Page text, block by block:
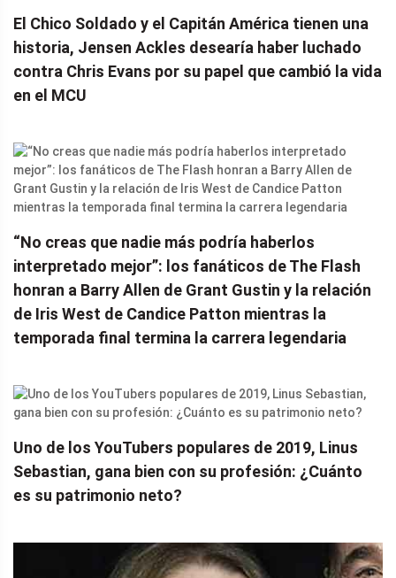
El Chico Soldado y el Capitán América tienen una
historia, Jensen Ackles desearía haber luchado
contra Chris Evans por su papel que cambió la vida
en el MCU
“No creas que nadie más podría haberlos
interpretado mejor”: los fanáticos de The Flash
honran a Barry Allen de Grant Gustin y la relación
de Iris West de Candice Patton mientras la
temporada final termina la carrera legendaria
Uno de los YouTubers populares de 2019, Linus
Sebastian, gana bien con su profesión: ¿Cuánto
es su patrimonio neto?